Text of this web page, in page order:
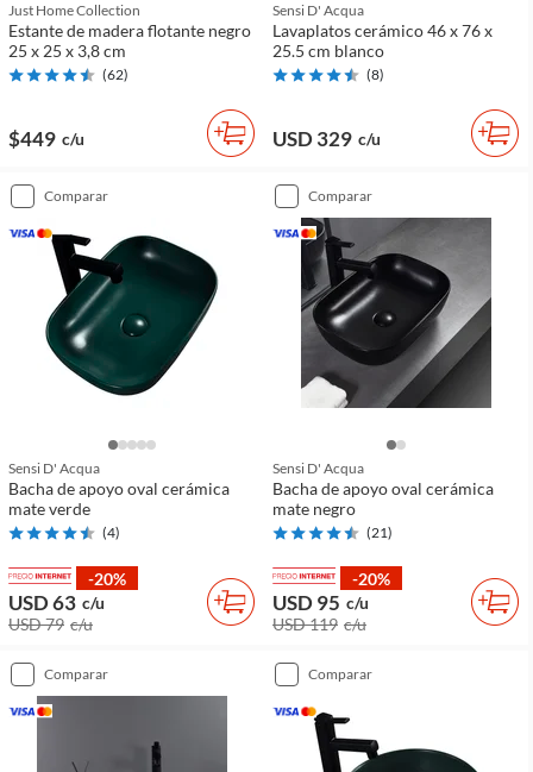
Just Home Collection
Estante de madera flotante negro
25 x 25 x 3,8 cm
(62)
$449 c/u
Sensi D' Acqua
Lavaplatos cerámico 46 x 76 x
25.5 cm blanco
(8)
USD 329 c/u
comparar
Sensi D' Acqua
Bacha de apoyo oval cerámica
mate verde
(4)
-20%
USD 63 c/u
USD 79 c/u
comparar
Sensi D' Acqua
Bacha de apoyo oval cerámica
mate negro
(21)
-20%
USD 95 c/u
USD 119 c/u
comparar comparar